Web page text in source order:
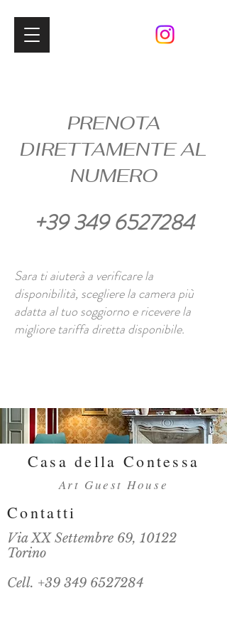
PRENOTA
DIRETTAMENTE AL
NUMERO
+39 349 6527284
Sara ti aiuterà a verificare la
disponibilità, scegliere la camera più
adatta al tuo soggiorno e ricevere la
migliore tariffa diretta disponibile.
Casa della Contessa
Art Guest House
Contatti
Via XX Settembre 69, 10122
Torino
Cell. +39 349 6527284